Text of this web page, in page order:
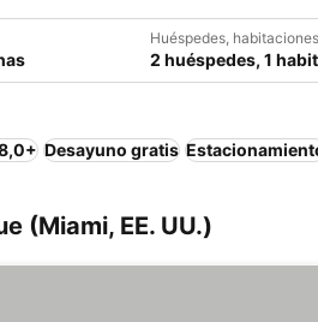
Huéspedes, habitaciones
2 huéspedes, 1
Desayuno gratis
(Miami, EE. UU.)